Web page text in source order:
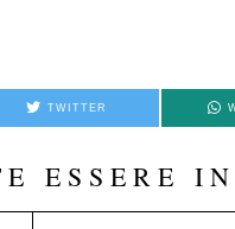
TWITTER
ESSERE